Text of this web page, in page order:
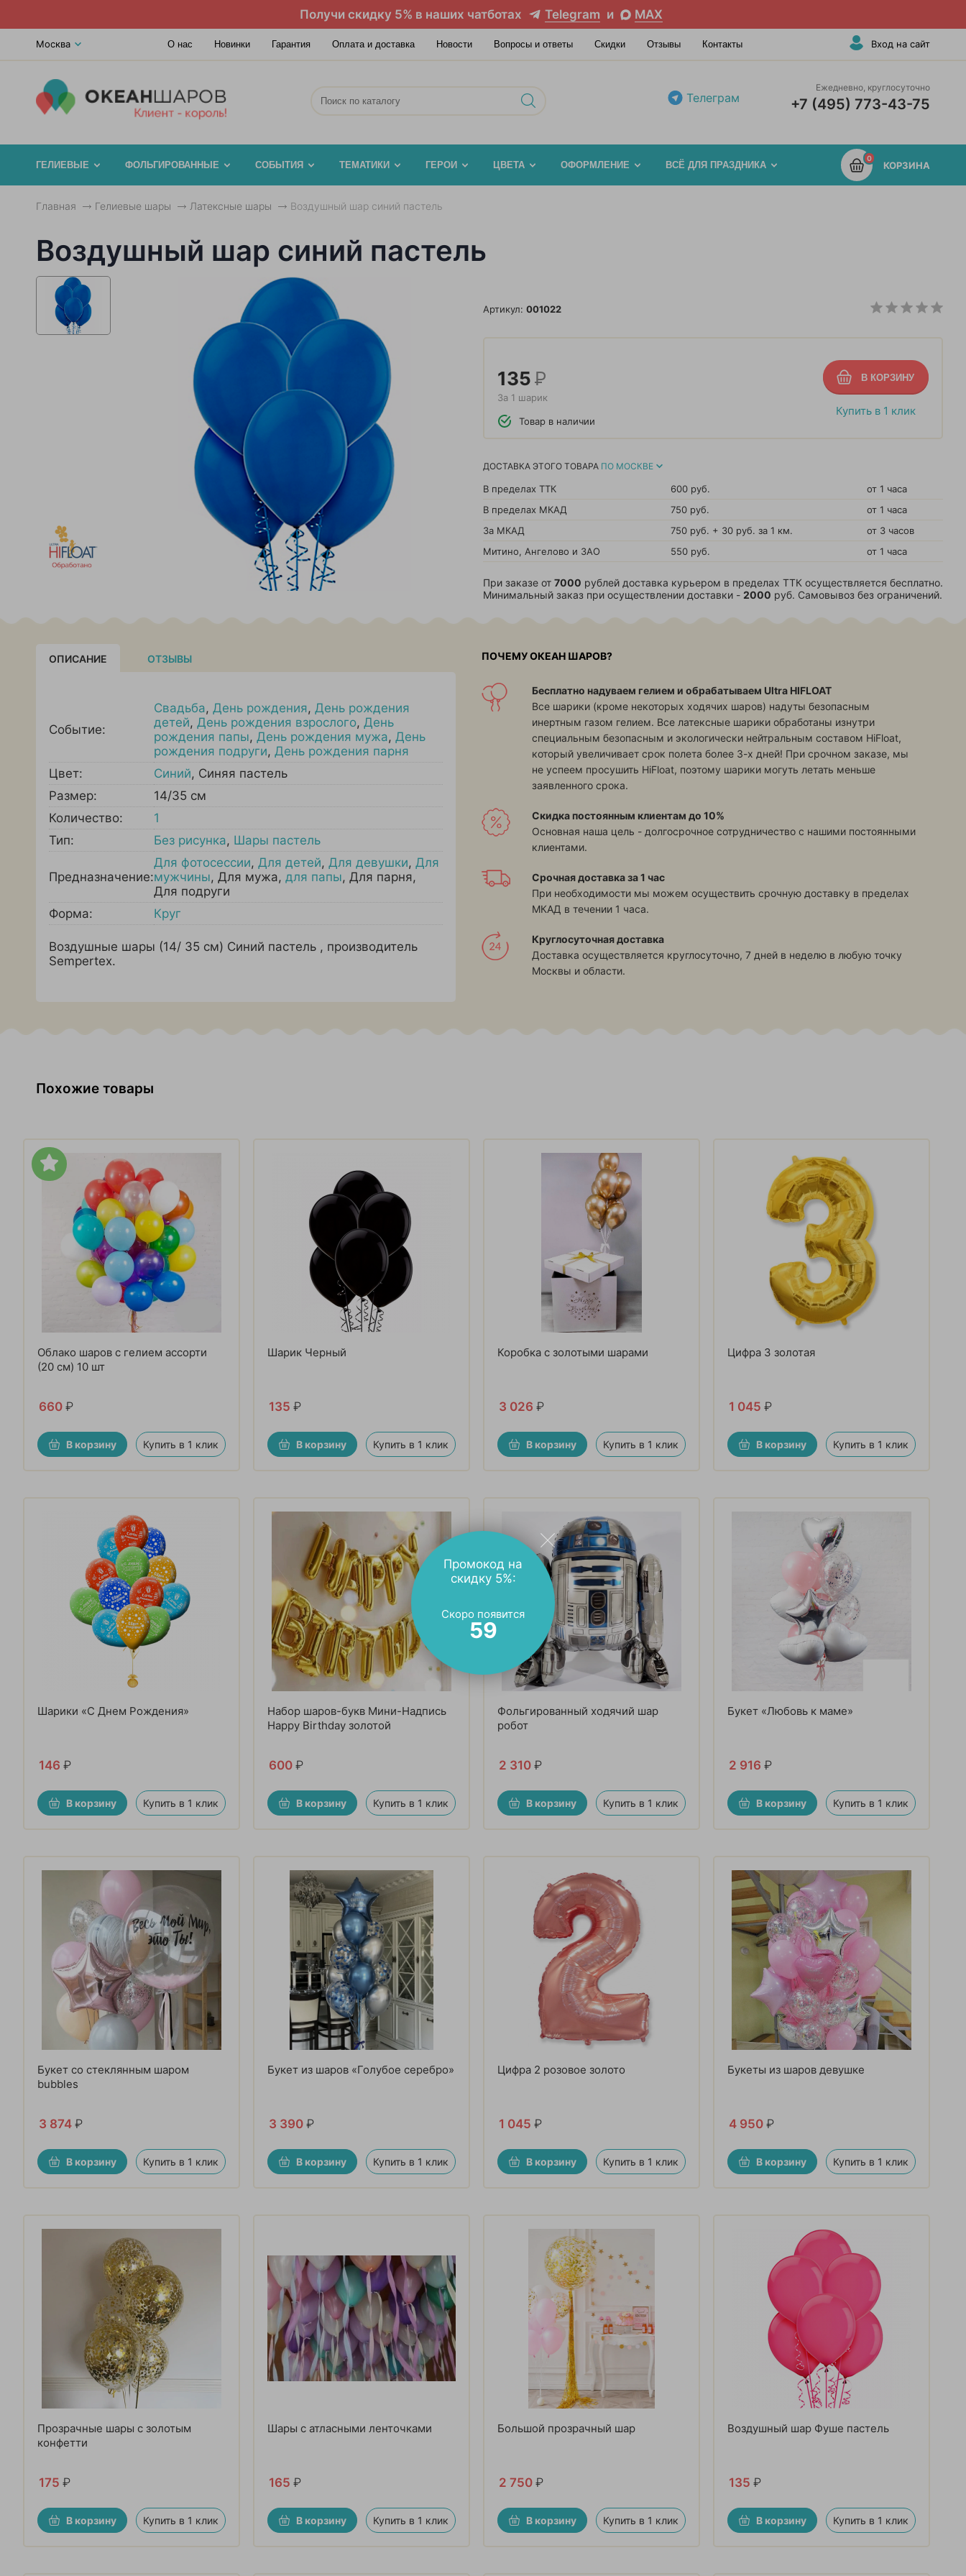
Получи скидку 5% в наших чатботах Telegram и MAX
Москва О нас Новинки Гарантия Оплата и доставка Новости Вопросы и ответы Скидки Отзывы Контакты Вход на сайт
Телеграм
Ежедневно, круглосуточно
+7 (495) 773-43-75
0
КОРЗИНА
ГЕЛИЕВЫЕ ФОЛЬГИРОВАННЫЕ СОБЫТИЯ ТЕМАТИКИ ГЕРОИ ЦВЕТА ОФОРМЛЕНИЕ ВСЁ ДЛЯ ПРАЗДНИКА
Главная Гелиевые шары Латексные шары Воздушный шар синий пастель
Воздушный шар синий пастель
Артикул: 001022
Купить в 1 клик
135Р
За 1 шарик
Товар в наличии
ДОСТАВКА ЭТОГО ТОВАРА ПО МОСКВЕ
В пределах ТТК 600 руб.
от 1 часа
В пределах МКАД
750 руб.
от 1 часа
За МКАД
750 руб. + 30 руб. за 1 км.
от 3 часов
Митино, Ангелово и ЗАО
550 руб. от 1 часа
При заказе от 7000 рублей доставка курьером в пределах ТТК осуществляется бесплатно.
Минимальный заказ при осуществлении доставки - 2000 руб. Самовывоз без ограничений.
ОПИСАНИЕ ОТЗЫВЫ
Событие:
Свадьба, День рождения, День рождения
детей, День рождения взрослого, День
рождения папы, День рождения мужа, День
рождения подруги, День рождения парня
Цвет:
Синий, Синяя пастель
Размер:
14/35 см
Количество:
1
Тип:
Без рисунка, Шары пастель
Предназначение:
Для фотосессии, Для детей, Для девушки, Для
мужчины, Для мужа, для папы, Для парня,
Для подруги
Форма:
Круг
Воздушные шары (14/ 35 см) Синий пастель , производитель
Sempertex.
ПОЧЕМУ ОКЕАН ШАРОВ?
Бесплатно надуваем гелием и обрабатываем Ultra HIFLOAT
Все шарики (кроме некоторых ходячих шаров) надуты безопасным
инертным газом гелием. Все латексные шарики обработаны изнутри
специальным безопасным и экологически нейтральным составом HiFloat,
который увеличивает срок полета более 3-х дней! При срочном заказе, мы
не успеем просушить HiFloat, поэтому шарики могуть летать меньше
заявленного срока.
Скидка постоянным клиентам до 10%
Основная наша цель - долгосрочное сотрудничество с нашими постоянными
клиентами.
Срочная доставка за 1 час
При необходимости мы можем осуществить срочную доставку в пределах
МКАД в течении 1 часа.
Круглосуточная доставка
Доставка осуществляется круглосуточно, 7 дней в неделю в любую точку
Москвы и области.
Похожие товары
Облако шаров с гелием ассорти
(20 см) 10 шт
660 ₽
В корзину Купить в 1 клик
Шарик Черный
135 ₽
В корзину Купить в 1 клик
Коробка с золотыми шарами
3 026 ₽
В корзину Купить в 1 клик
Цифра 3 золотая
1 045 ₽
В корзину Купить в 1 клик
Шарики «С Днем Рождения»
146 ₽
В корзину Купить в 1 клик
Набор шаров-букв Мини-Надпись
Happy Birthday золотой
600 ₽
В корзину Купить в 1 клик
Фольгированный ходячий шар
робот
2 310 ₽
В корзину Купить в 1 клик
Букет «Любовь к маме»
2 916 ₽
В корзину Купить в 1 клик
Букет со стеклянным шаром
bubbles
3 874 ₽
В корзину Купить в 1 клик
Букет из шаров «Голубое серебро»
3 390 ₽
В корзину Купить в 1 клик
Цифра 2 розовое золото
1 045 ₽
В корзину Купить в 1 клик
Букеты из шаров девушке
4 950 ₽
В корзину Купить в 1 клик
Прозрачные шары с золотым
конфетти
175 ₽
В корзину Купить в 1 клик
Шары с атласными ленточками
165 ₽
В корзину Купить в 1 клик
Большой прозрачный шар
2 750 ₽
В корзину Купить в 1 клик
Воздушный шар Фуше пастель
135 ₽
В корзину Купить в 1 клик
Промокод на
скидку 5%:
Скоро появится
57